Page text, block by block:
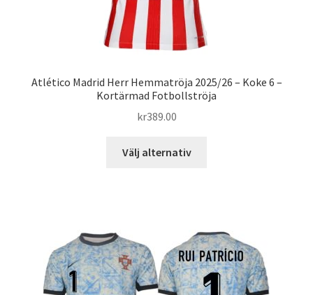
Atlético Madrid Herr Hemmatröja 2025/26 – Koke 6 –
Kortärmad Fotbollströja
kr389.00
Välj alternativ
varianter.
De
olika
alternativen